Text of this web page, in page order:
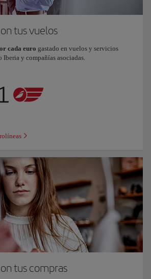
tus vuelos
cada euro gastado en vuelos y servicios
y compañías asociadas.
tus compras